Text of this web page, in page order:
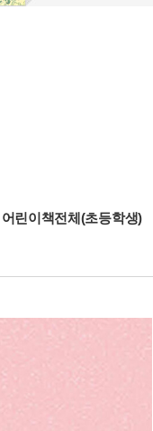
어린이책전체(초등학생)